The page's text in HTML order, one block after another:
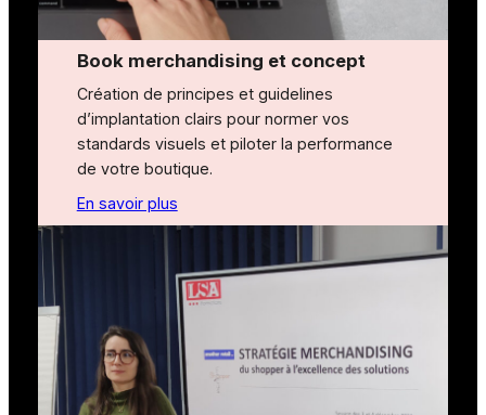
Book merchandising et concept
Création de principes et guidelines
d’implantation clairs pour normer vos
standards visuels et piloter la performance
de votre boutique.
En savoir plus